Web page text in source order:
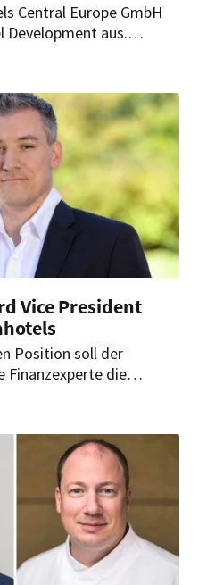
Central Europe GmbH
Development aus.
zu der neben
auch das
der Hotel Support sowie
gehören.
Vice President
Position soll der
Finanzexperte die
sowie das
forcieren.